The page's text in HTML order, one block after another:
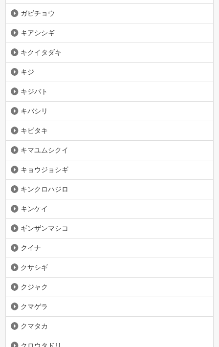
ガビチョウ
キアシシギ
キクイタダキ
キジ
キジバト
キバシリ
キビタキ
キマユムシクイ
キョウジョシギ
キンクロハジロ
キンケイ
ギンザンマシコ
クイナ
クサシギ
クジャク
クマゲラ
クマタカ